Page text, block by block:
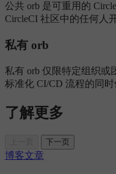
公共 orb 是可重用的
CircleCI 社区中的任何人
私有 orb
私有 orb 仅限特定组织或
标准化 CI/CD 流程的同
了解更多
下一页
博客文章